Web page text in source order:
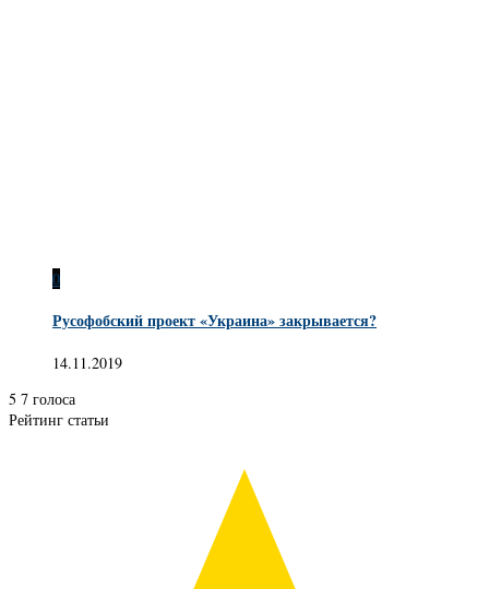
0
Русофобский проект «Украина» закрывается?
14.11.2019
5 7 голоса
Рейтинг статьи